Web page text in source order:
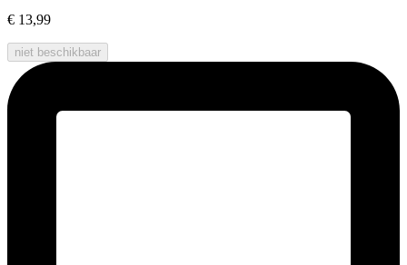
€ 13,99
niet beschikbaar